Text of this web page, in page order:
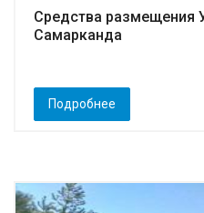
Средства размещения
Самарканда
Подробнее